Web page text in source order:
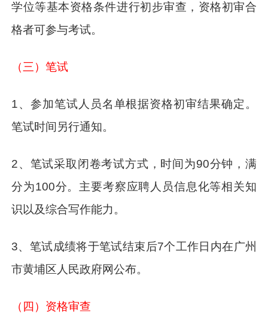
学位等基本资格条件进行初步审查，资格初审合
格者可参与考试。
（三）笔试
1、参加笔试人员名单根据资格初审结果确定。
笔试时间另行通知。
2、笔试采取闭卷考试方式，时间为90分钟，满
分为100分。主要考察应聘人员信息化等相关知
识以及综合写作能力。
3、笔试成绩将于笔试结束后7个工作日内在广州
市黄埔区人民政府网公布。
（四）资格审查